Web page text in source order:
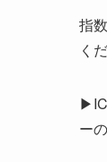
指
く
ー